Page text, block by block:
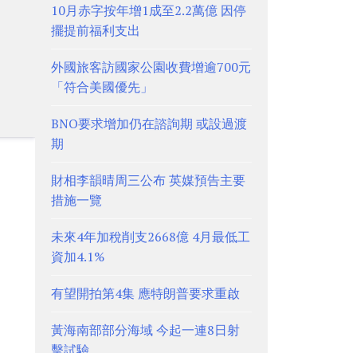
10月赤字按年增1成至2.2萬億 因停
擺提前福利支出
外國旅客訪國家公園收費增逾700元
「符合美國優先」
BNO要求增加仍在諮詢期 或設過渡
期
財相李韻晴周三公布 英媒預告主要
措施一覽
未來4年加稅削支2668億 4月最低工
資加4.1%
有望開拍第4集 應特朗普要求重啟
黃海南部部分海域 今起一連8日射